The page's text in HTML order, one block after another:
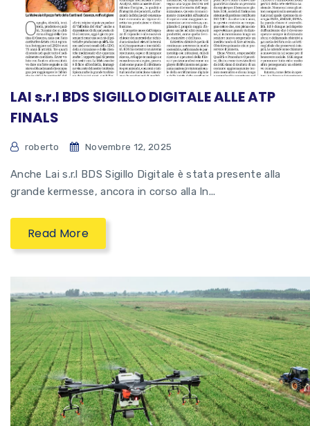
LAI s.r.l BDS SIGILLO DIGITALE ALLE ATP
FINALS
roberto Novembre 12, 2025
Anche Lai s.r.l BDS Sigillo Digitale è stata presente alla
grande kermesse, ancora in corso alla In...
Read More